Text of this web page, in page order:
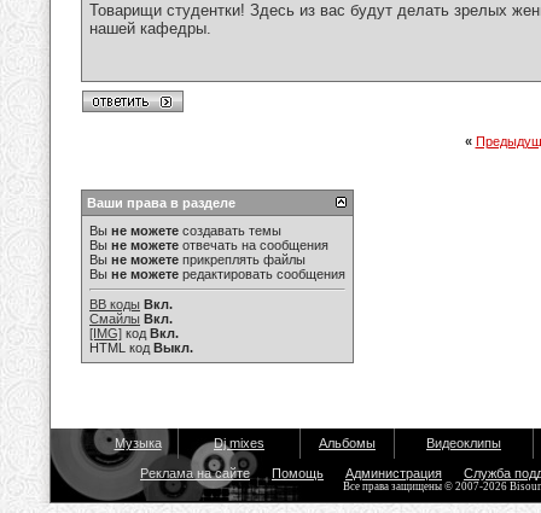
Товарищи студентки! Здесь из вас будут делать зрелых
нашей кафедры.
«
Ваши права в разделе
Вы не можете создавать темы
Вы не можете отвечать на сообщения
Вы не можете прикреплять файлы
Вы не можете редактировать сообщения
BB коды Вкл.
Смайлы Вкл.
[IMG] код Вкл.
HTML код Выкл.
Музыка Dj mixes Альбомы Видеоклипы
Реклама на сайте Помощь Администрация Служба
Все права защищены © 2007-2026